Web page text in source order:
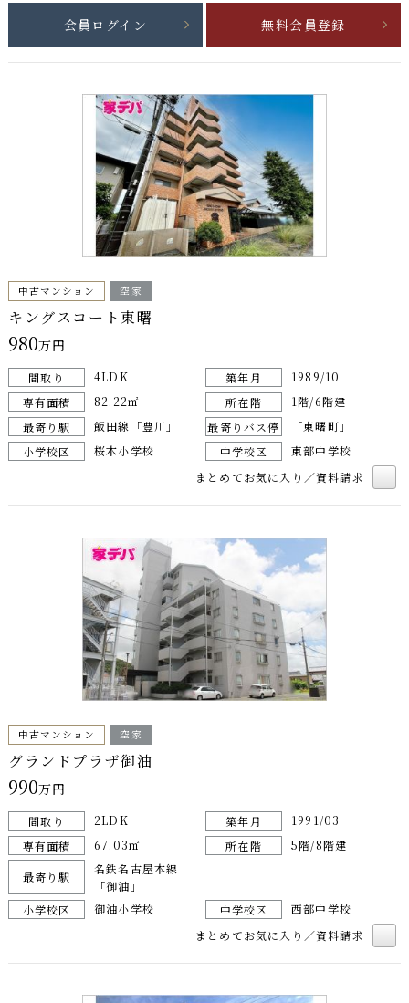
会員ログイン 無料会員登録
中古マンション 空家
キングスコート東曙
980万円
間取り 4LDK 築年月
1989/10
専有面積
82.22㎡ 所在階
1階/6階建
最寄り駅
飯田線「豊川」 最寄りバス停
「東曙町」
小学校区
桜木小学校 中学校区
東部中学校
まとめてお気に入り／資料請求
中古マンション 空家
グランドプラザ御油
990万円
間取り 2LDK 築年月
1991/03
専有面積
67.03㎡ 所在階 5階/8階建
最寄り駅
名鉄名古屋本線
「御油」
小学校区
御油小学校 中学校区
西部中学校
まとめてお気に入り／資料請求